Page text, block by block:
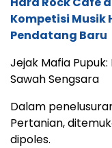
Kompetisi Musik
Pendatang Baru
Jejak Mafia
Sawah Sengsara
Dalam
Pertanian,
dipoles.